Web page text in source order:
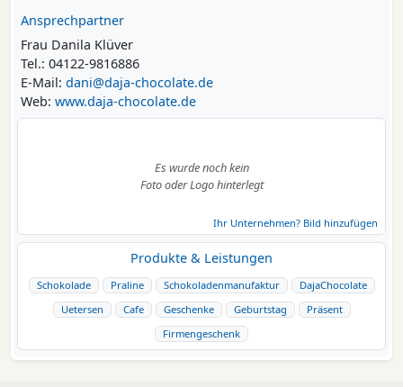
Ansprechpartner
Frau Danila Klüver
Tel.: 04122-9816886
E-Mail: dani@daja-chocolate.de
Web: www.daja-chocolate.de
Es wurde noch kein
Foto oder Logo hinterlegt
Ihr Unternehmen? Bild hinzufügen
Produkte & Leistungen
Schokolade Praline Schokoladenmanufaktur
DajaChocolate
Uetersen
Cafe Geschenke Geburtstag
Präsent
Firmengeschenk